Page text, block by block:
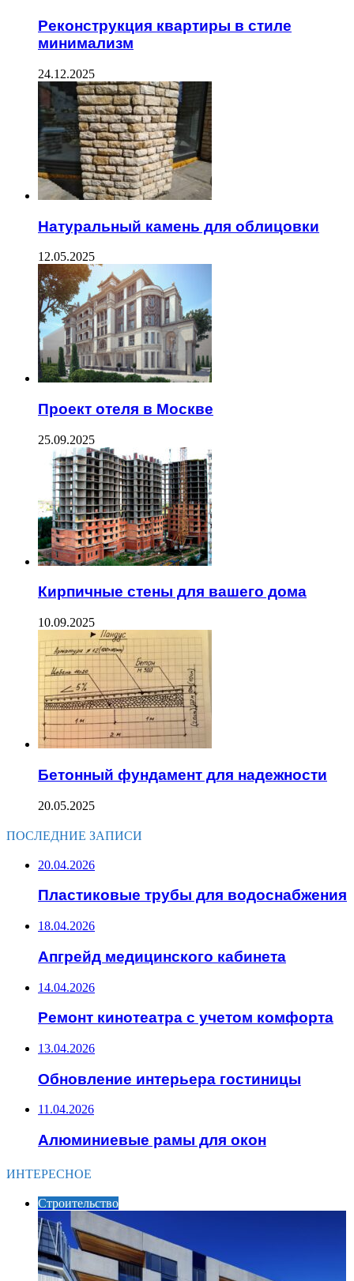
Реконструкция квартиры в стиле
минимализм
24.12.2025
Натуральный камень для облицовки
12.05.2025
Проект отеля в Москве
25.09.2025
Кирпичные стены для вашего дома
10.09.2025
Бетонный фундамент для надежности
20.05.2025
ПОСЛЕДНИЕ ЗАПИСИ
20.04.2026
Пластиковые трубы для водоснабжения
18.04.2026
Апгрейд медицинского кабинета
14.04.2026
Ремонт кинотеатра с учетом комфорта
13.04.2026
Обновление интерьера гостиницы
11.04.2026
Алюминиевые рамы для окон
ИНТЕРЕСНОЕ
Строительство